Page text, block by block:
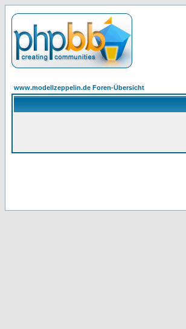
www.modellzeppelin.de Foren-Übersicht